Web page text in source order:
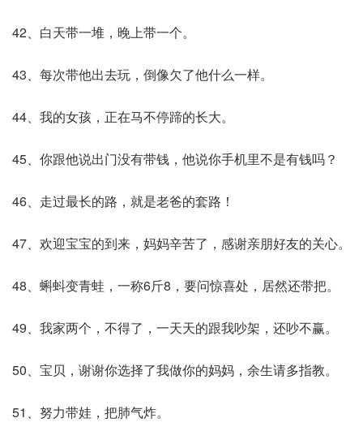
42、白天带一堆，晚上带一个。
43、每次带他出去玩，倒像欠了他什么一样。
44、我的女孩，正在马不停蹄的长大。
45、你跟他说出门没有带钱，他说你手机里不是有钱吗？
46、走过最长的路，就是老爸的套路！
47、欢迎宝宝的到来，妈妈辛苦了，感谢亲朋好友的关心。
48、蝌蚪变青蛙，一称6斤8，要问惊喜处，居然还带把。
49、我家两个，不得了，一天天的跟我吵架，还吵不赢。
50、宝贝，谢谢你选择了我做你的妈妈，余生请多指教。
51、努力带娃，把肺气炸。